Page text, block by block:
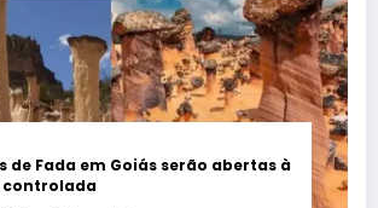
de Fada em Goiás serão abertas à